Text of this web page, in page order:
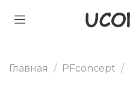
Главная PFconcept